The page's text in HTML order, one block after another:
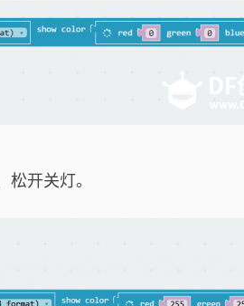
开关灯。